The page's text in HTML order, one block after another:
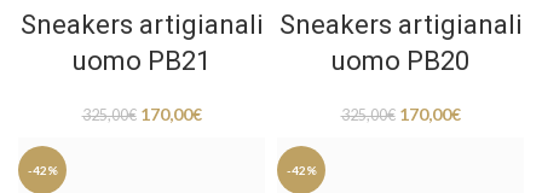
Sneakers artigianali
uomo PB21
325,00€ 170,00€
Sneakers artigianali
uomo PB20
325,00€ 170,00€
-42% -42%